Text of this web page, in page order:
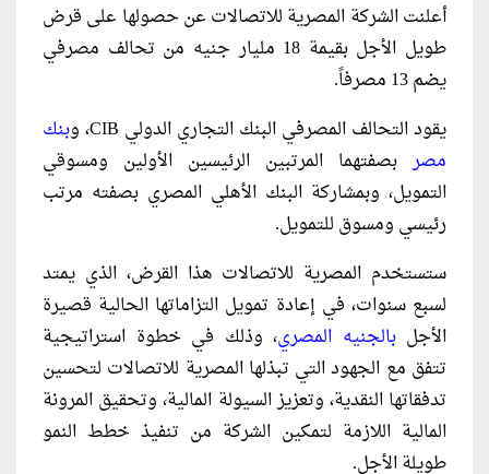
أعلنت الشركة المصرية للاتصالات عن حصولها على قرض
طويل الأجل بقيمة 18 مليار جنيه من تحالف مصرفي
يضم 13 مصرفاً.
يقود التحالف المصرفي البنك التجاري الدولي CIB، و
بنك
مصربصفتهما المرتبين الرئيسين الأولين ومسوقي
التمويل، وبمشاركة البنك الأهلي المصري بصفته مرتب
رئيسي ومسوق للتمويل.
ستستخدم المصرية للاتصالات هذا القرض، الذي يمتد
لسبع سنوات، في إعادة تمويل التزاماتها الحالية قصيرة
الأجلبالجنيه المصري، وذلك في خطوة استراتيجية
تتفق مع الجهود التي تبذلها المصرية للاتصالات لتحسين
تدفقاتها النقدية، وتعزيز السيولة المالية، وتحقيق المرونة
المالية اللازمة لتمكين الشركة من تنفيذ خطط النمو
طويلة الأجل.